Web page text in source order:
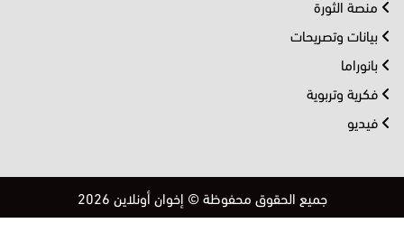
منصة الثورة
بيانات وتصريحات
بانوراما
فكرية وتربوية
فيديو
جميع الحقوق محفوظة © إخوان أونلاين 2026